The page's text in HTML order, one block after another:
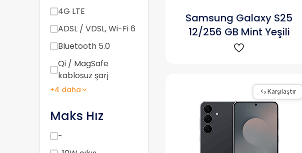
4G LTE
ADSL / VDSL, Wi-Fi 6
Bluetooth 5.0
Qi / MagSafe
kablosuz şarj
+4 daha
Maks Hız
-
Samsung Galaxy S25
12/256 GB Mint Yeşili
Karşılaştır